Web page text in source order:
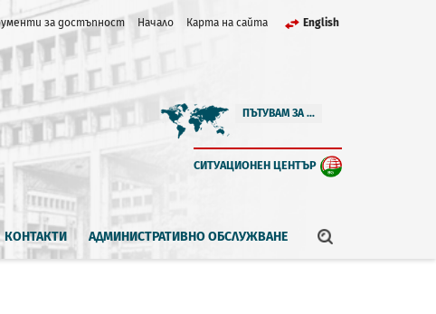
за достъпност Начало Карта на сайта English
ПЪТУВАМ ЗА ...
СИТУАЦИОНЕН ЦЕНТЪР
КОНТАКТИ АДМИНИСТРАТИВНО ОБСЛУЖВАНЕ